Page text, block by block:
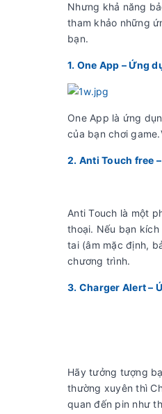
Nhưng khả năng
tham khảo những
bạn.
1. One App – Ứng
One App là ứng
của bạn chơi
2. Anti Touch free
Anti Touch là một
thoại. Nếu bạn
tai (âm mặc định,
chương trình.
3. Charger Alert –
Hãy tưởng tượng
thường xuyên thì
quan đến pin như